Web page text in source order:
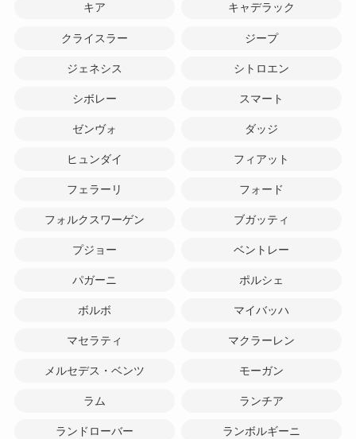
キア キャデラック
クライスラー ジープ
ジェネシス シトロエン
シボレー スマート
ゼンヴォ ダッジ
ヒュンダイ フィアット
フェラーリ フォード
フォルクスワーゲン ブガッティ
プジョー ベントレー
パガーニ ポルシェ
ボルボ マイバッハ
マセラティ マクラーレン
メルセデス・ベンツ モーガン
ラム ランチア
ランドローバー ランボルギーニ